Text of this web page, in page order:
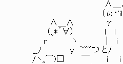
∧＿
（ω・'ill
∧＿∧ γ
（,,*´∀） l l
r ヽ | i ヽ
__/ y `""つ と/
/ヽ,,⌒)□ ￣ i i i